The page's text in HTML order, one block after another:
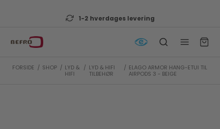
1-2 hverdages levering
FORSIDE / SHOP / LYD &
HIFI
/ LYD & HIFI
TILBEHØR
/ ELAGO ARMOR HANG-ETUI TIL
AIRPODS 3 - BEIGE